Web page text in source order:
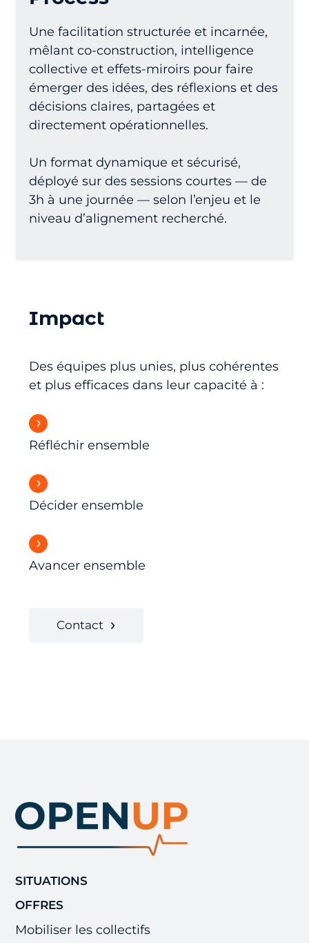
Une facilitation structurée et incarnée,
mêlant co-construction, intelligence
collective et effets-miroirs pour faire
émerger des idées, des réflexions et des
décisions claires, partagées et
directement opérationnelles.
Un format dynamique et sécurisé,
déployé sur des sessions courtes — de
3h à une journée — selon l’enjeu et le
niveau d’alignement recherché.
Impact
Des équipes plus unies, plus cohérentes
et plus efficaces dans leur capacité à :
Réfléchir ensemble
Décider ensemble
Avancer ensemble
Contact
SITUATIONS
OFFRES
Mobiliser les collectifs